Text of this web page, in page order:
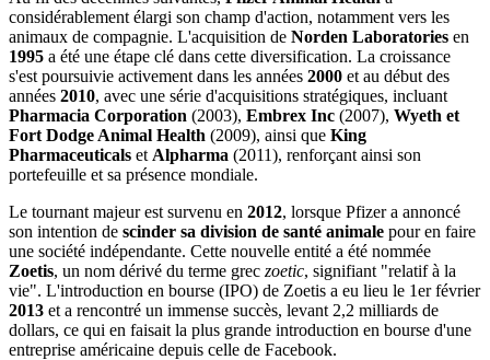
considérablement élargi son champ d'action, notamment vers les
animaux de compagnie. L'acquisition de Norden Laboratories en
1995 a été une étape clé dans cette diversification. La croissance
s'est poursuivie activement dans les années 2000 et au début des
années 2010, avec une série d'acquisitions stratégiques, incluant
Pharmacia Corporation (2003), Embrex Inc (2007), Wyeth et
Fort Dodge Animal Health (2009), ainsi que King
Pharmaceuticals et Alpharma (2011), renforçant ainsi son
portefeuille et sa présence mondiale.
Le tournant majeur est survenu en 2012, lorsque Pfizer a annoncé
son intention de scinder sa division de santé animale pour en faire
une société indépendante. Cette nouvelle entité a été nommée
Zoetis, un nom dérivé du terme grec zoetic, signifiant "relatif à la
vie". L'introduction en bourse (IPO) de Zoetis a eu lieu le 1er février
2013 et a rencontré un immense succès, levant 2,2 milliards de
dollars, ce qui en faisait la plus grande introduction en bourse d'une
entreprise américaine depuis celle de Facebook.